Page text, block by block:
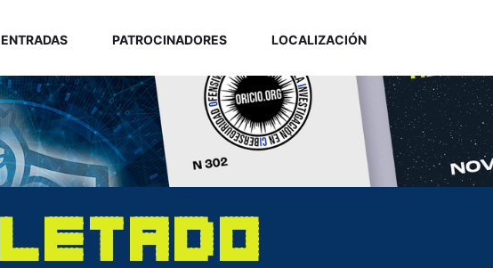
ENTRADAS PATROCINADORES LOCALIZACIÓN